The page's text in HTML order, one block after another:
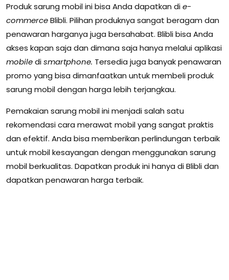
Produk sarung mobil ini bisa Anda dapatkan die-
commerceBlibli. Pilihan produknya sangat beragam dan
penawaran harganya juga bersahabat. Blibli bisa Anda
akses kapan saja dan dimana saja hanya melalui aplikasi
mobiledismartphone. Tersedia juga banyak penawaran
promo yang bisa dimanfaatkan untuk membeli produk
sarung mobil dengan harga lebih terjangkau.
Pemakaian sarung mobil ini menjadi salah satu
rekomendasi cara merawat mobil yang sangat praktis
dan efektif. Anda bisa memberikan perlindungan terbaik
untuk mobil kesayangan dengan menggunakan sarung
mobil berkualitas. Dapatkan produk ini hanya di Blibli dan
dapatkan penawaran harga terbaik.